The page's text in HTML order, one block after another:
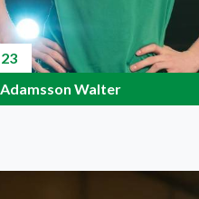
23
Adamsson Walter